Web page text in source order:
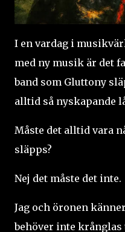
I en vardag i
med ny musik är det
band som Gluttony
alltid så nyskapande
Måste det alltid vara
släpps?
Nej det måste det inte.
Jag och öronen
behöver inte krånglas